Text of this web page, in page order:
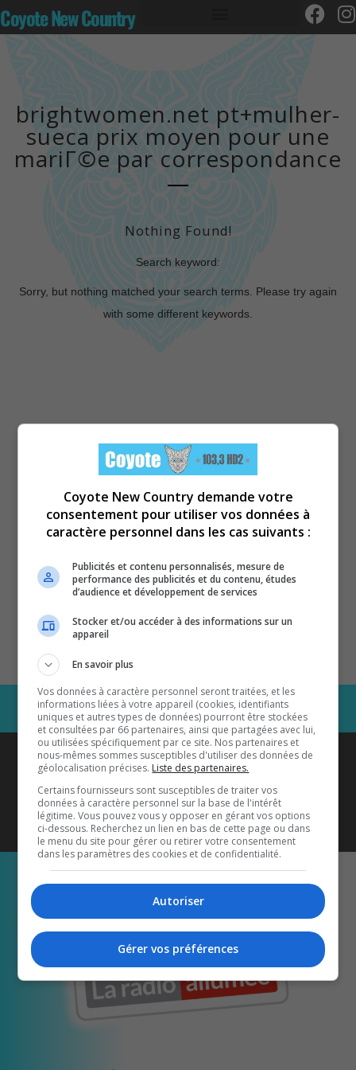
Coyote New Country
brightwomen.net pt+mulher-
sueca prix moyen pour une
mariГ©e par correspondance
Nothing Found!
Search keyword:
Sorry, but nothing matched your search terms. Please try again
with some different keywords.
Coyote New Countryest diffusé
également sur1033 HD2
Écoutez-nous aussi sur…
Coyote New Country demande votre
consentement pour utiliser vos données à
caractère personnel dans les cas suivants :
Publicités et contenu personnalisés, mesure de
performance des publicités et du contenu, études
d’audience et développement de services
Stocker et/ou accéder à des informations sur un
appareil
En savoir plus
Vos données à caractère personnel seront traitées, et les
informations liées à votre appareil (cookies, identifiants
uniques et autres types de données) pourront être stockées
et consultées par 66 partenaires, ainsi que partagées avec lui,
ou utilisées spécifiquement par ce site. Nos partenaires et
nous-mêmes sommes susceptibles d'utiliser des données de
géolocalisation précises. Liste des partenaires.
Certains fournisseurs sont susceptibles de traiter vos
données à caractère personnel sur la base de l'intérêt
légitime. Vous pouvez vous y opposer en gérant vos options
ci-dessous. Recherchez un lien en bas de cette page ou dans
le menu du site pour gérer ou retirer votre consentement
dans les paramètres des cookies et de confidentialité.
Autoriser
Gérer vos préférences